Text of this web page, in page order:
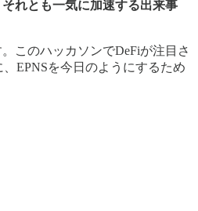
れとも一気に加速する出来事
このハッカソンでDeFiが注目さ
EPNSを今日のようにするため